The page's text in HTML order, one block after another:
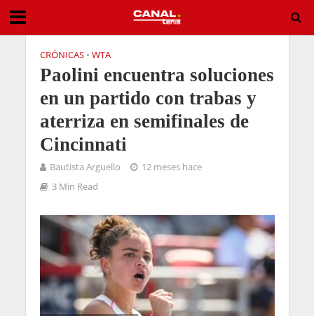
CRÓNICAS • WTA
Paolini encuentra soluciones
en un partido con trabas y
aterriza en semifinales de
Cincinnati
Bautista Arguello
12 meses hace
3 Min Read